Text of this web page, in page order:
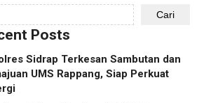
Cari
Posts
Sidrap Terkesan Sambutan dan
UMS Rappang, Siap Perkuat